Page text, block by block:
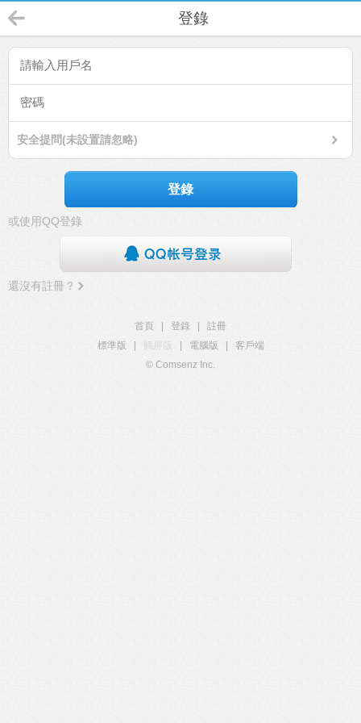
登錄
安全提問(未設置請忽略)
登錄
或使用QQ登錄
還沒有註冊？
首頁 登錄
註冊
標準版
觸屏版 電腦版
客戶端
© Comsenz Inc.